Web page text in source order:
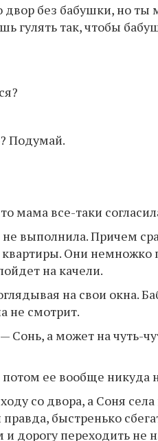
двор без бабушки, но
гулять так, чтобы
Подумай.
мама все-таки
выполнила. Причем
Они немножко
на качели.
на свои окна.
не смотрит.
Сонь, а может на чуть-
ее вообще никуда
со двора, а Соня села
быстренько
дорогу переходить не